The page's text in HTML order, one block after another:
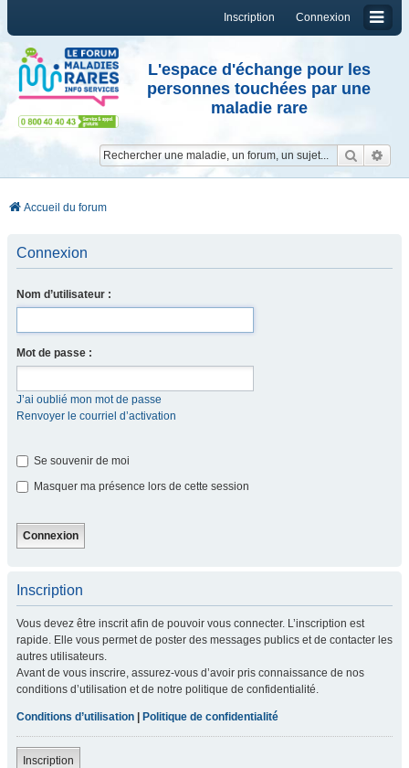
Connexion
Inscription
L'espace d'échange pour les
personnes touchées par une
maladie rare
Accueil du forum
Connexion
Nom d’utilisateur :
Mot de passe :
J’ai oublié mon mot de passe
Renvoyer le courriel d’activation
Se souvenir de moi
Masquer ma présence lors de cette session
Inscription
Vous devez être inscrit afin de pouvoir vous connecter. L’inscription est
rapide. Elle vous permet de poster des messages publics et de contacter les
autres utilisateurs.
Avant de vous inscrire, assurez-vous d’avoir pris connaissance de nos
conditions d’utilisation et de notre politique de confidentialité.
Conditions d’utilisation Politique de confidentialité
Inscription